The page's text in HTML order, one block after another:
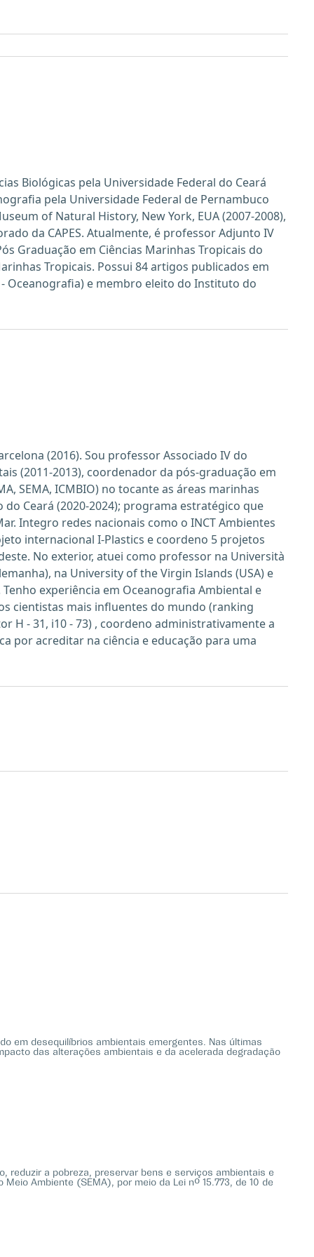
Biológicas pela Universidade Federal do Ceará
pela Universidade Federal de Pernambuco
of Natural History, New York, EUA (2007-2008),
da CAPES. Atualmente, é professor Adjunto IV
Graduação em Ciências Marinhas Tropicais do
Tropicais. Possui 84 artigos publicados em
Oceanografia) e membro eleito do Instituto do
(2016). Sou professor Associado IV do
(2011-2013), coordenador da pós-graduação em
SEMA, ICMBIO) no tocante as áreas marinhas
Ceará (2020-2024); programa estratégico que
Integro redes nacionais como o INCT Ambientes
internacional I-Plastics e coordeno 5 projetos
No exterior, atuei como professor na Università
na University of the Virgin Islands (USA) e
experiência em Oceanografia Ambiental e
cientistas mais influentes do mundo (ranking
H - 31, i10 - 73) , coordeno administrativamente a
por acreditar na ciência e educação para uma
em desequilíbrios ambientais emergentes. Nas últimas
das alterações ambientais e da acelerada degradação
reduzir a pobreza, preservar bens e serviços ambientais e
Ambiente (SEMA), por meio da Lei nº 15.773, de 10 de